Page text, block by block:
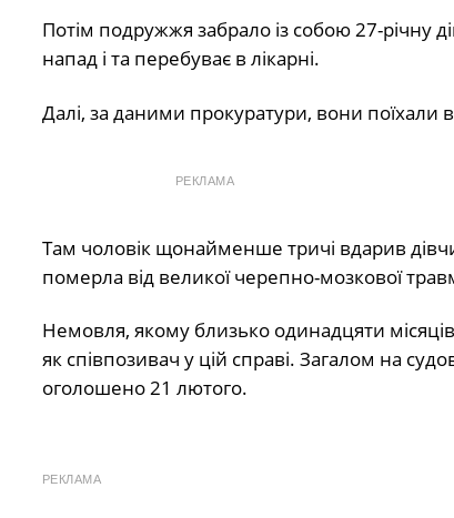
Потім подружжя забрало із собою 27-річну
напад і та перебуває в лікарні.
Далі, за даними прокуратури, вони поїхали
РЕКЛАМА
Там чоловік щонайменше тричі вдарив
померла від великої черепно-мозкової
Немовля, якому близько одинадцяти
як співпозивач у цій справі. Загалом на
оголошено 21 лютого.
РЕКЛАМА